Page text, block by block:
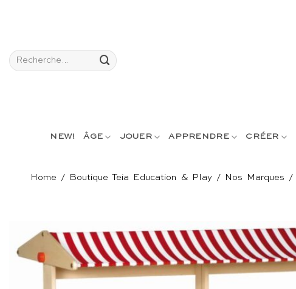
Recherche
pour :
NEW! ÂGE JOUER APPRENDRE CRÉER
Home / Boutique Teia Education & Play / Nos Marques /